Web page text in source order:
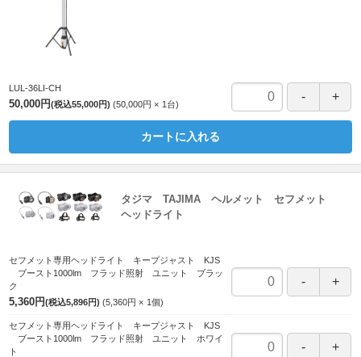
LUL-36LI-CH
50,000円(税込55,000円) 50,000円 1 台
カートに入れる
タジマ TAJIMA ヘルメット セフメット
ヘッドライト
セフメット専用ヘッドライト キープジャスト KJS
ブースト1000lm フラッド照射 ユニット ブラッ
ク
5,360円(税込5,896円) 5,360円 1 個
セフメット専用ヘッドライト キープジャスト KJS
ブースト1000lm フラッド照射 ユニット ホワイ
ト